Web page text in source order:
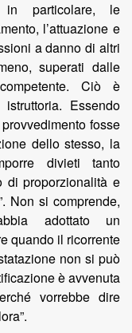
in particolare, le
l’attuazione e
a danno di altri
superati dalle
Ciò è
Essendo
fosse
dello stesso, la
divieti tanto
di proporzionalità e
Non si comprende,
adottato un
quando il ricorrente
non si può
è avvenuta
vorrebbe dire